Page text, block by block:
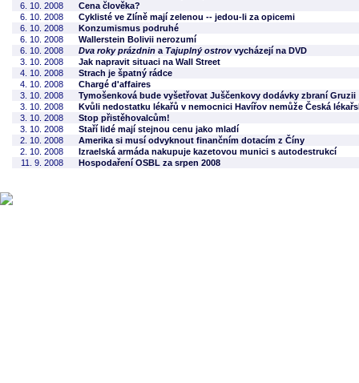
6. 10. 2008
Cena člověka?
6. 10. 2008
Cyklisté ve Zlíně mají zelenou -- jedou-li za opicemi
6. 10. 2008
Konzumismus podruhé
6. 10. 2008
Wallerstein Bolivii nerozumí
6. 10. 2008
Dva roky prázdnin a Tajuplný ostrovvycházejí na DVD
3. 10. 2008
Jak napravit situaci na Wall Street
4. 10. 2008
Strach je špatný rádce
4. 10. 2008
Chargé d'affaires
3. 10. 2008
Tymošenková bude vyšetřovat Juščenkovy dodávky zbraní Gruzii
3. 10. 2008
Kvůli nedostatku lékařů v nemocnici Havířov nemůže Česká
3. 10. 2008
Stop přistěhovalcům!
3. 10. 2008
Staří lidé mají stejnou cenu jako mladí
2. 10. 2008
Amerika si musí odvyknout finančním dotacím z Číny
2. 10. 2008
Izraelská armáda nakupuje kazetovou munici s autodestrukcí
11. 9. 2008
Hospodaření OSBL za srpen 2008